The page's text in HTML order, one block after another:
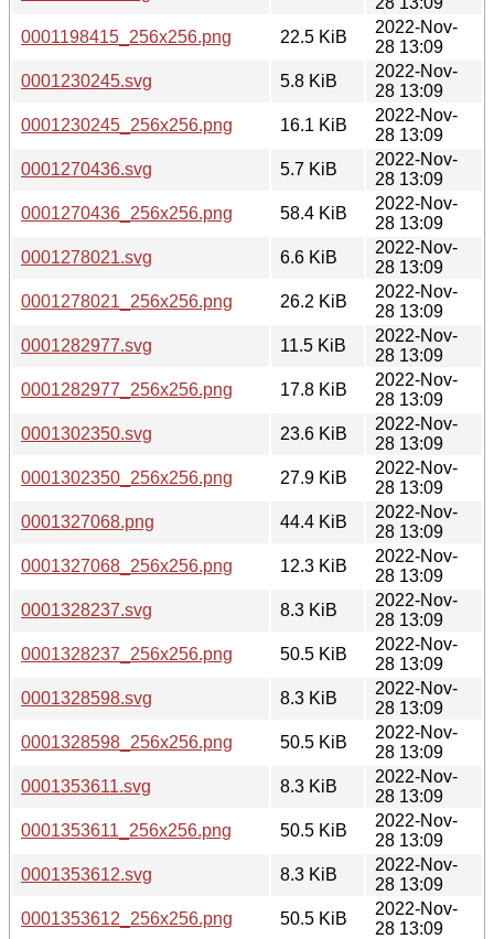
0001198415_256x256.png
22.5 KiB
2022-Nov-
28 13:09
0001230245.svg
5.8 KiB
2022-Nov-
28 13:09
0001230245_256x256.png
16.1 KiB
2022-Nov-
28 13:09
0001270436.svg
5.7 KiB
2022-Nov-
28 13:09
0001270436_256x256.png
58.4 KiB
2022-Nov-
28 13:09
0001278021.svg
6.6 KiB
2022-Nov-
28 13:09
0001278021_256x256.png
26.2 KiB
2022-Nov-
28 13:09
0001282977.svg
11.5 KiB
2022-Nov-
28 13:09
0001282977_256x256.png
17.8 KiB
2022-Nov-
28 13:09
0001302350.svg
23.6 KiB
2022-Nov-
28 13:09
0001302350_256x256.png
27.9 KiB
2022-Nov-
28 13:09
0001327068.png
44.4 KiB
2022-Nov-
28 13:09
0001327068_256x256.png
12.3 KiB
2022-Nov-
28 13:09
0001328237.svg
8.3 KiB
2022-Nov-
28 13:09
0001328237_256x256.png
50.5 KiB
2022-Nov-
28 13:09
0001328598.svg
8.3 KiB
2022-Nov-
28 13:09
0001328598_256x256.png
50.5 KiB
2022-Nov-
28 13:09
0001353611.svg
8.3 KiB
2022-Nov-
28 13:09
0001353611_256x256.png
50.5 KiB
2022-Nov-
28 13:09
0001353612.svg
8.3 KiB
2022-Nov-
28 13:09
0001353612_256x256.png
50.5 KiB
2022-Nov-
28 13:09